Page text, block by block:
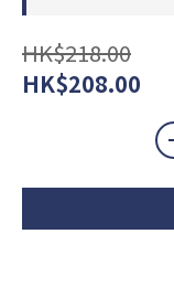
HK$218.00
HK$208.00